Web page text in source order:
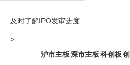
及时了解IPO发审进度
>
沪市主板深市主板科创板